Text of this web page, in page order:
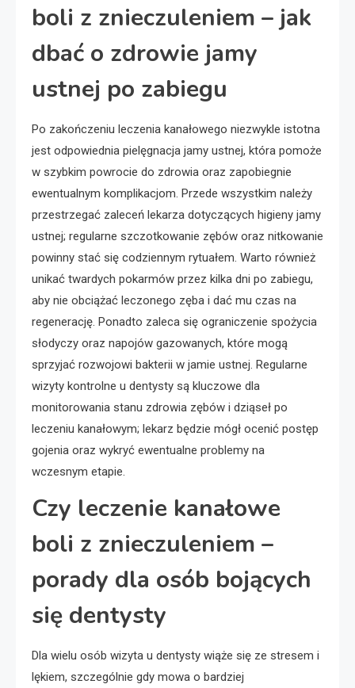
boli z znieczuleniem – jak
dbać o zdrowie jamy
ustnej po zabiegu
Po zakończeniu leczenia kanałowego niezwykle istotna
jest odpowiednia pielęgnacja jamy ustnej, która pomoże
w szybkim powrocie do zdrowia oraz zapobiegnie
ewentualnym komplikacjom. Przede wszystkim należy
przestrzegać zaleceń lekarza dotyczących higieny jamy
ustnej; regularne szczotkowanie zębów oraz nitkowanie
powinny stać się codziennym rytuałem. Warto również
unikać twardych pokarmów przez kilka dni po zabiegu,
aby nie obciążać leczonego zęba i dać mu czas na
regenerację. Ponadto zaleca się ograniczenie spożycia
słodyczy oraz napojów gazowanych, które mogą
sprzyjać rozwojowi bakterii w jamie ustnej. Regularne
wizyty kontrolne u dentysty są kluczowe dla
monitorowania stanu zdrowia zębów i dziąseł po
leczeniu kanałowym; lekarz będzie mógł ocenić postęp
gojenia oraz wykryć ewentualne problemy na
wczesnym etapie.
Czy leczenie kanałowe
boli z znieczuleniem –
porady dla osób bojących
się dentysty
Dla wielu osób wizyta u dentysty wiąże się ze stresem i
lękiem, szczególnie gdy mowa o bardziej